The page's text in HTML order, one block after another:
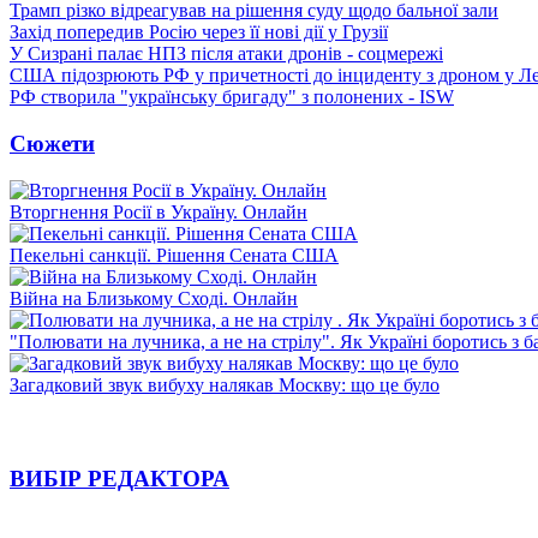
Трамп різко відреагував на рішення суду щодо бальної зали
Захід попередив Росію через її нові дії у Грузії
У Сизрані палає НПЗ після атаки дронів - соцмережі
США підозрюють РФ у причетності до інциденту з дроном у
РФ створила "українську бригаду" з полонених - ISW
Сюжети
Вторгнення Росії в Україну. Онлайн
Пекельні санкції. Рішення Сената США
Війна на Близькому Сході. Онлайн
"Полювати на лучника, а не на стрілу". Як Україні боротись з
Загадковий звук вибуху налякав Москву: що це було
ВИБІР РЕДАКТОРА